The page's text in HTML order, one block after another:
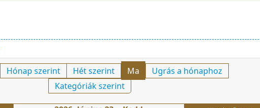
Hónap szerint Hét szerint Ma
Ugrás a hónaphoz
Kategóriák szerint